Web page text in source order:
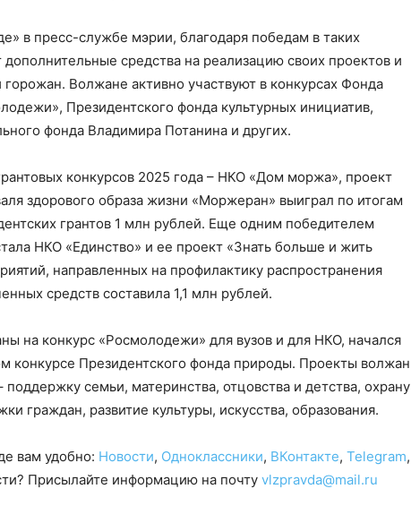
в пресс-службе мэрии, благодаря победам в таких
средства на реализацию своих проектов и
Волжане активно участвуют в конкурсах Фонда
Президентского фонда культурных инициатив,
фонда Владимира Потанина и других.
конкурсов 2025 года – НКО «Дом моржа», проект
здорового образа жизни «Моржеран» выиграл по итогам
грантов 1 млн рублей. Еще одним победителем
НКО «Единство» и ее проект «Знать больше и жить
направленных на профилактику распространения
средств составила 1,1 млн рублей.
на конкурс «Росмолодежи» для вузов и для НКО, начался
конкурсе Президентского фонда природы. Проекты волжан
семьи, материнства, отцовства и детства, охрану
граждан, развитие культуры, искусства, образования.
вам удобно: Новости, Одноклассники, ВКонтакте, Telegram,
Присылайте информацию на почту vlzpravda@mail.ru